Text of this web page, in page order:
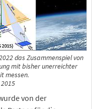
das Zusammenspiel von
mit bisher unerreichter
messen.
2015
von der